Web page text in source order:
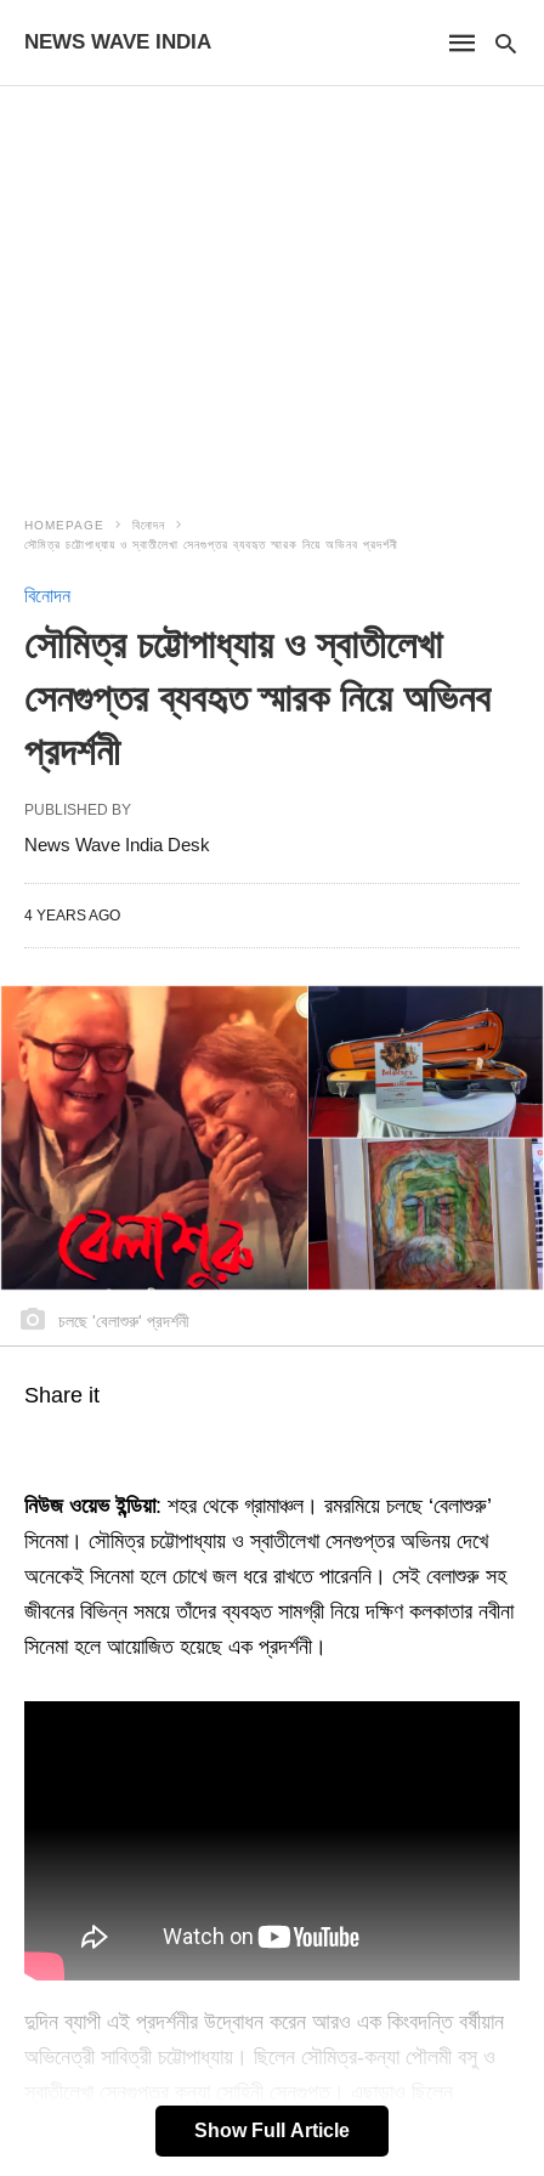
NEWS WAVE INDIA
HOMEPAGE
বিনোদন
সৌমিত্র চট্টোপাধ্যায় ও স্বাতীলেখা সেনগুপ্তর ব্যবহৃত স্মারক নিয়ে অভিনব প্রদর্শনী
বিনোদন
সৌমিত্র চট্টোপাধ্যায় ও স্বাতীলেখা
সেনগুপ্তর ব্যবহৃত স্মারক নিয়ে অভিনব
প্রদর্শনী
PUBLISHED BY
News Wave India Desk
4 YEARS AGO
চলছে 'বেলাশুরু' প্রদর্শনী
Share it
নিউজ ওয়েভ ইন্ডিয়া: শহর থেকে গ্রামাঞ্চল। রমরমিয়ে চলছে ‘বেলাশুরু’
সিনেমা। সৌমিত্র চট্টোপাধ্যায় ও স্বাতীলেখা সেনগুপ্তর অভিনয় দেখে
অনেকেই সিনেমা হলে চোখে জল ধরে রাখতে পারেননি। সেই বেলাশুরু সহ
জীবনের বিভিন্ন সময়ে তাঁদের ব্যবহৃত সামগ্রী নিয়ে দক্ষিণ কলকাতার নবীনা
সিনেমা হলে আয়োজিত হয়েছে এক প্রদর্শনী।
দুদিন ব্যাপী এই প্রদর্শনীর উদ্বোধন করেন আরও এক কিংবদন্তি বর্ষীয়ান
অভিনেত্রী সাবিত্রী চট্টোপাধ্যায়। ছিলেন সৌমিত্র-কন্যা পৌলমী বসু ও
‘বেলাশুরু’ ছবির পরিচালক শিবপ্রসাদ মুখোপাধ্যায় ও নন্দিতা রায়। অভিনেতা
অনিন্দ্য চট্টোপাধ্যায়, শঙ্কর চক্রবর্তী, নাইজেল আকারা, সংগীত পরিচালক
Show Full Article